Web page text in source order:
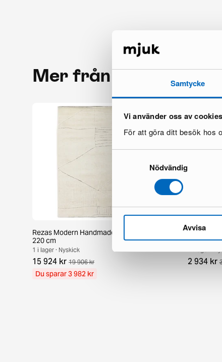
Samtycke
Vi använder oss av cookies
För att göra ditt besök hos
Nödvändig
Avvisa
Mer från samma
Rezas Modern Handmade Mix matta 200 x
220 cm
1 i lager · Nyskick
15 924 kr 19 906 kr
Du sparar 3 982 kr
Pakistan
186 cm
1 i lager ·
2 934 kr